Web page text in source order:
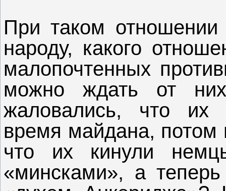
При таком отношении
народу, какого
малопочтенных
можно ждать от
жаловались, что их
время майдана, потом
что их кинули
«минсками», а